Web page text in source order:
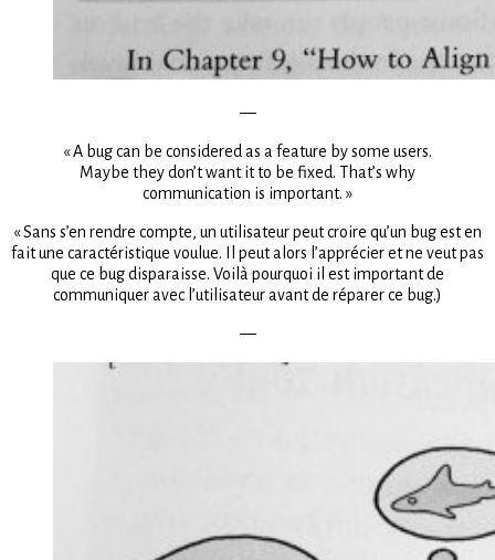
—
« A bug can be considered as a feature by some users.
Maybe they don’t want it to be fixed. That’s why
communication is important. »
« Sans s’en rendre compte, un utilisateur peut croire qu’un bug est en
fait une caractéristique voulue. Il peut alors l’apprécier et ne veut pas
que ce bug disparaisse. Voilà pourquoi il est important de
communiquer avec l’utilisateur avant de réparer ce bug.)
—